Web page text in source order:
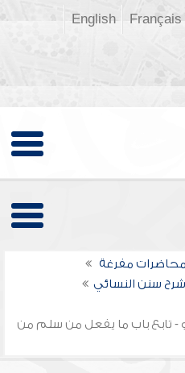
Français
English
محاضرات مفرغة
سنن النسائي
- تابع باب ما يفعل من سلم من